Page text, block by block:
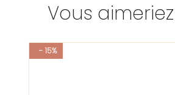
Vous
- 15%